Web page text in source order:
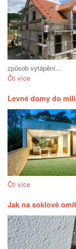
způsob vytápění...
Čti více
Levné domy do
Čti více
Jak na soklové